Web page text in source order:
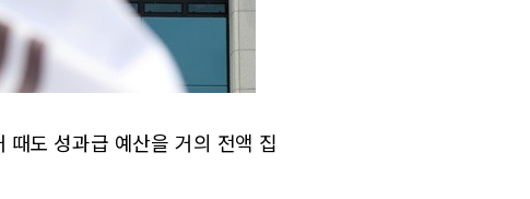
도 성과급 예산을 거의 전액 집